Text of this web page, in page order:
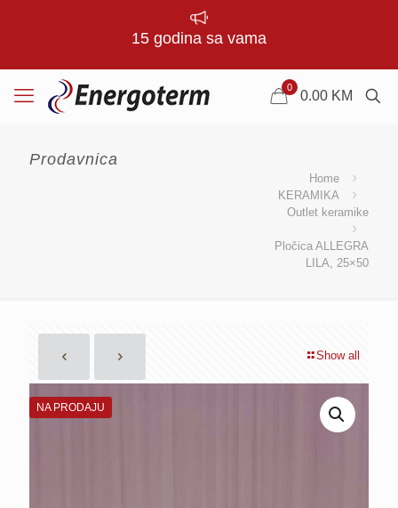
15 godina sa vama
0
0.00 KM
Prodavnica
Home
KERAMIKA
Outlet keramike
Pločica ALLEGRA
LILA, 25×50
Show all
NA PRODAJU